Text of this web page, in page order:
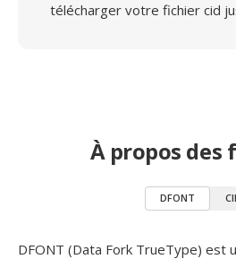
télécharger votre fichier cid
À propos des
DFONT
DFONT (Data Fork TrueType) est